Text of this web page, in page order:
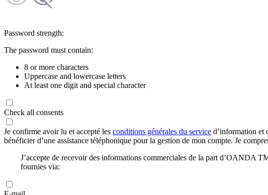
Password strength:
The password must contain:
8 or more characters
Uppercase and lowercase letters
At least one digit and special character
Check all consents
Je confirme avoir lu et accepté les conditions générales du service d’information et
bénéficier d’une assistance téléphonique pour la gestion de mon compte. Je
J’accepte de recevoir des informations commerciales de la part d’OANDA
fournies via: